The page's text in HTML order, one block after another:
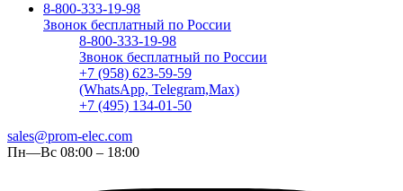
8-800-333-19-98
Звонок бесплатный по России
8-800-333-19-98
Звонок бесплатный по России
+7 (958) 623-59-59
(WhatsApp, Telegram,Max)
+7 (495) 134-01-50
sales@prom-elec.com
Пн—Вс 08:00 – 18:00